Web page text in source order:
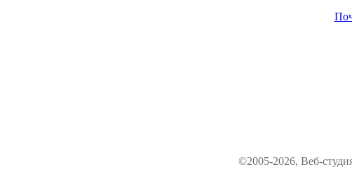
©2005-2026, Веб-